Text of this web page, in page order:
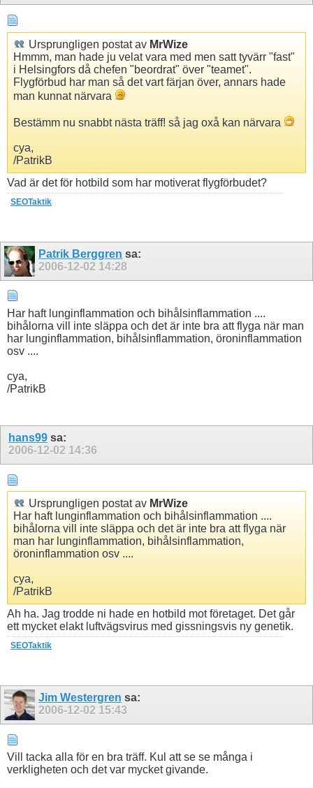
Ursprungligen postat av MrWize
Hmmm, man hade ju velat vara med men satt tyvärr "fast"
i Helsingfors då chefen "beordrat" över "teamet".
Flygförbud har man så det vart färjan över, annars hade
man kunnat närvara
Bestämm nu snabbt nästa träff! så jag oxå kan närvara
cya,
/PatrikB
Vad är det för hotbild som har motiverat flygförbudet?
SEOTaktik
Patrik Berggren sa:
2006-12-02 14:28
Har haft lunginflammation och bihålsinflammation ....
bihålorna vill inte släppa och det är inte bra att flyga när man
har lunginflammation, bihålsinflammation, öroninflammation
osv ....
cya,
/PatrikB
hans99 sa:
2006-12-02 14:36
Ursprungligen postat av MrWize
Har haft lunginflammation och bihålsinflammation ....
bihålorna vill inte släppa och det är inte bra att flyga när
man har lunginflammation, bihålsinflammation,
öroninflammation osv ....
cya,
/PatrikB
Ah ha. Jag trodde ni hade en hotbild mot företaget. Det går
ett mycket elakt luftvägsvirus med gissningsvis ny genetik.
SEOTaktik
Jim Westergren sa:
2006-12-02 15:43
Vill tacka alla för en bra träff. Kul att se se många i
verkligheten och det var mycket givande.